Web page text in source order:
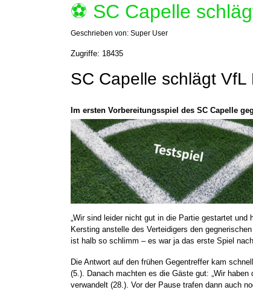
⚽️ SC Capelle
Geschrieben von: Super User
Zugriffe: 18435
SC Capelle schlägt VfL
Im ersten Vorbereitungsspiel des SC Capelle
„Wir sind leider nicht gut in die Partie gestartet und
Kersting anstelle des Verteidigers den
ist halb so schlimm – es war ja das erste Spiel
Die Antwort auf den frühen Gegentreffer kam
(5.). Danach machten es die Gäste gut: „Wir
verwandelt (28.). Vor der Pause trafen dann auch